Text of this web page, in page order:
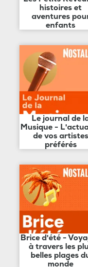
histoires et
aventures
enfants
Le journal de
Musique -
de vos artistes
préférés
Brice d'été -
à travers les
belles plages
monde